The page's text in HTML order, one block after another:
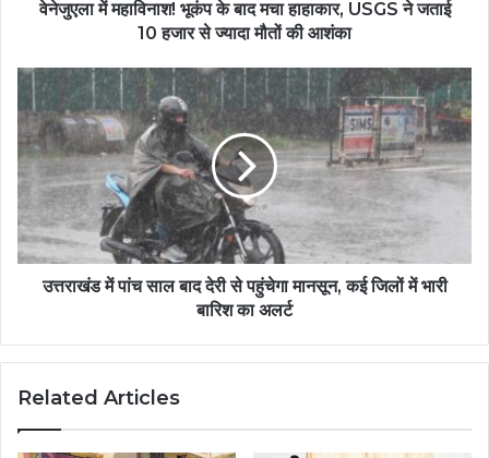
वेनेजुएला में महाविनाश! भूकंप के बाद मचा हाहाकार, USGS ने जताई
10 हजार से ज्यादा मौतों की आशंका
उत्तराखंड में पांच साल बाद देरी से पहुंचेगा मानसून, कई जिलों में भारी
बारिश का अलर्ट
Related Articles